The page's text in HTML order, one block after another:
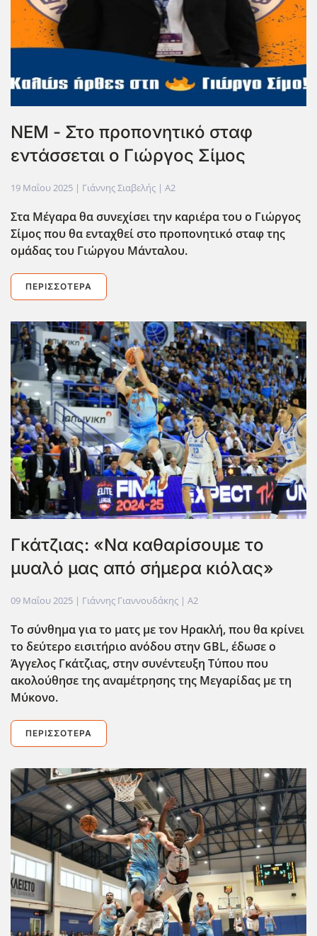
NEM - Στο προπονητικό σταφ
εντάσσεται ο Γιώργος Σίμος
19 Μαΐου 2025 | Γιάννης Σιαβελής | A2
Στα Μέγαρα θα συνεχίσει την καριέρα του ο Γιώργος
Σίμος που θα ενταχθεί στο προπονητικό σταφ της
ομάδας του Γιώργου Μάνταλου.
ΠΕΡΙΣΣΌΤΕΡΑ
Γκάτζιας: «Να καθαρίσουμε το
μυαλό μας από σήμερα κιόλας»
09 Μαΐου 2025 | Γιάννης Γιαννουδάκης | A2
Το σύνθημα για το ματς με τον Ηρακλή, που θα κρίνει
το δεύτερο εισιτήριο ανόδου στην GBL, έδωσε ο
Άγγελος Γκάτζιας, στην συνέντευξη Τύπου που
ακολούθησε της αναμέτρησης της Μεγαρίδας με τη
Μύκονο.
ΠΕΡΙΣΣΌΤΕΡΑ